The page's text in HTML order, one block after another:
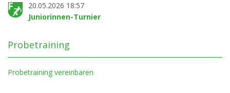
20.05.2026 18:57
Juniorinnen-Turnier
Probetraining
Probetraining vereinbaren